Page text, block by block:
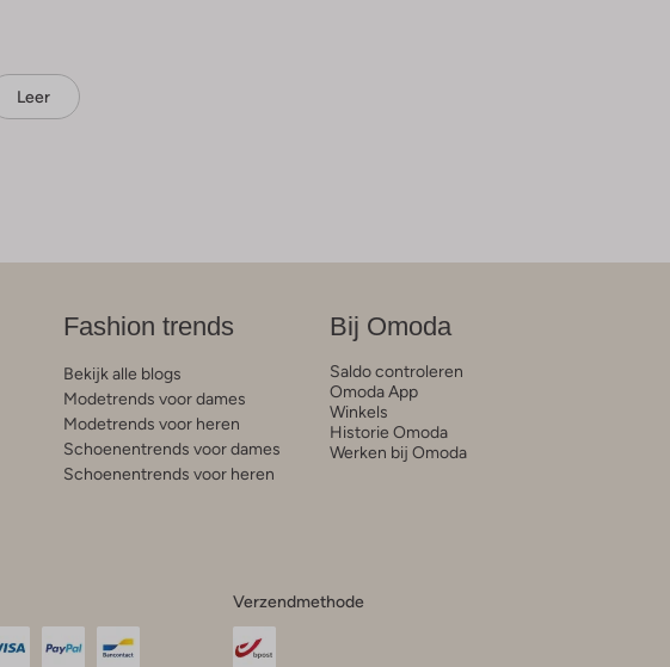
Leer
Fashion trends
Bekijk alle blogs
Modetrends voor dames
Modetrends voor heren
Schoenentrends voor dames
Schoenentrends voor heren
Bij Omoda
Saldo controleren
Omoda App
Winkels
Historie Omoda
Werken bij Omoda
Verzendmethode